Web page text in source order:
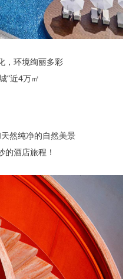
，环境绚丽多彩
”近4万㎡
然纯净的自然美景
的酒店旅程！